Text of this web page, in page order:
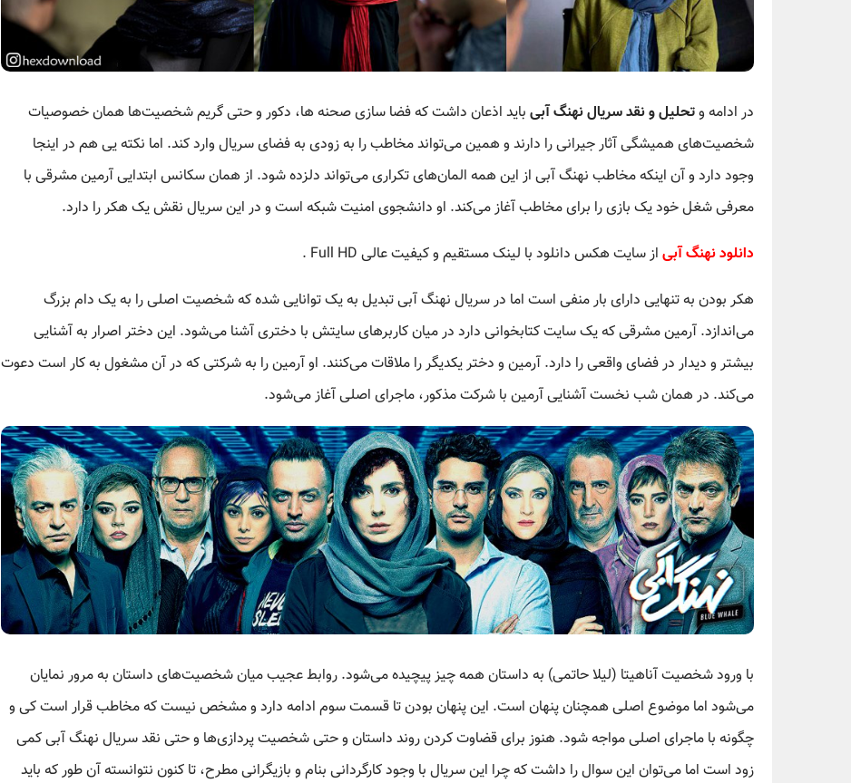
در ادامه وتحلیل و نقد سریال نهنگ آبی باید اذعان داشت که فضا سازی صحنه ها، دکور و حتی گریم شخصیت‌ها همان خصوصیات
شخصیت‌های همیشگی آثار جیرانی را دارند و همین می‌تواند مخاطب را به زودی به فضای سریال وارد کند. اما نکته یی هم در اینجا
وجود دارد و آن اینکه مخاطب نهنگ آبی از این همه المان‌های تکراری می‌تواند دلزده شود. از همان سکانس ابتدایی آرمین مشرقی با
معرفی شغل خود یک بازی را برای مخاطب آغاز می‌کند. او دانشجوی امنیت شبکه است و در این سریال نقش یک هکر را دارد.
دانلود نهنگ آبی از سایت هکس دانلود با لینک مستقیم و کیفیت عالی Full HD .
هکر بودن به تنهایی دارای بار منفی است اما در سریال نهنگ آبی تبدیل به یک توانایی شده که شخصیت اصلی را به یک دام بزرگ
می‌اندازد. آرمین مشرقی که یک سایت کتابخوانی دارد در میان کاربرهای سایتش با دختری آشنا می‌شود. این دختر اصرار به آشنایی
بیشتر و دیدار در فضای واقعی را دارد. آرمین و دختر یکدیگر را ملاقات می‌کنند. او آرمین را به شرکتی که در آن مشغول به کار است دعوت
می‌کند. در همان شب نخست آشنایی آرمین با شرکت مذکور، ماجرای اصلی آغاز می‌شود.
با ورود شخصیت آناهیتا (لیلا حاتمی) به داستان همه چیز پیچیده می‌شود. روابط عجیب میان شخصیت‌های داستان به مرور نمایان
می‌شود اما موضوع اصلی همچنان پنهان است. این پنهان بودن تا قسمت سوم ادامه دارد و مشخص نیست که مخاطب قرار است کی و
چگونه با ماجرای اصلی مواجه شود. هنوز برای قضاوت کردن روند داستان و حتی شخصیت پردازی‌ها و حتی نقد سریال نهنگ آبی کمی
زود است اما می‌توان این سوال را داشت که چرا این سریال با وجود کارگردانی بنام و بازیگرانی مطرح، تا کنون نتوانسته آن طور که باید